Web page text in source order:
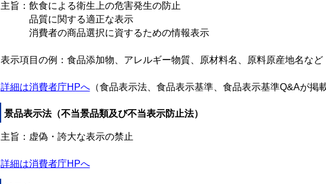
主旨：飲食による衛生上の危害発生の防止
品質に関する適正な表示
消費者の商品選択に資するための情報表示
表示項目の例：食品添加物、アレルギー物質、原材料名、原料原産地名など
詳細は消費者庁HPへ（食品表示法、食品表示基準、食品表示基準Q&Aが掲
景品表示法（不当景品類及び不当表示防止法）
主旨：虚偽・誇大な表示の禁止
詳細は消費者庁HPへ